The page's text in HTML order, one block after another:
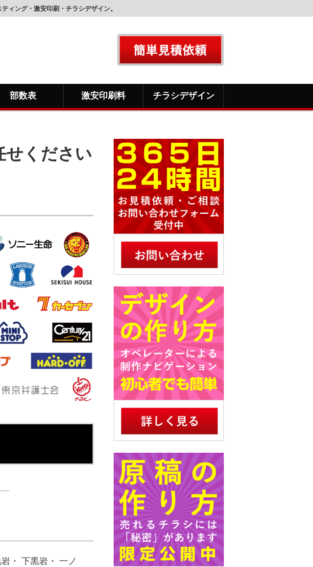
ィング・激安印刷・チラシデザイン。
部数表 激安印刷料 チラシデザイン
せください
・ 下黒岩・ 一ノ